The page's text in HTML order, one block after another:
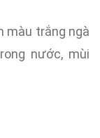
màu trắng ngà
nước, mùi